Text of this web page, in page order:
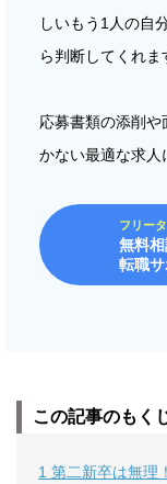
しいもう1人の自
ら判断してくれま
応募書類の添削
かない最適な求人
フリー
無料
転職
この記事のもく
1 第二新卒は無理